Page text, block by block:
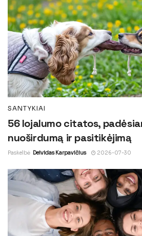
SANTYKIAI
56 lojalumo citatos,
nuoširdumą ir pasitikėjimą
Paskelbė Deividas Karpavičius 2026-07-30